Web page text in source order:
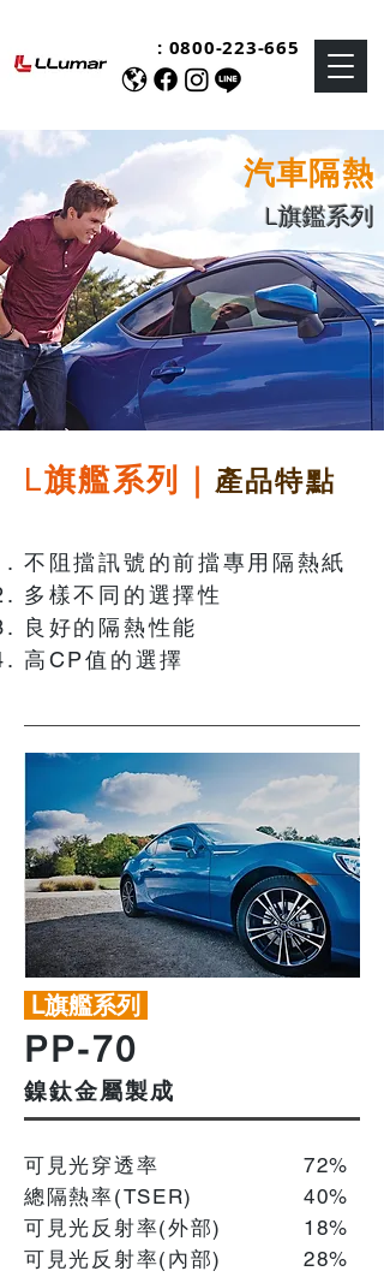
: 0800-223-665
汽車隔熱
L旗鑑系列
L旗艦系列｜ 產品特點
不阻擋訊號的前擋專用隔熱紙
多樣不同的選擇性
良好的隔熱性能
​高CP值的選擇
L旗艦系列
PP-70
鎳鈦金屬製成
可見光穿透率
總隔熱率(TSER)
可見光反射率(外部)
可見光反射率(內部)
72%
40%
18%
​28%